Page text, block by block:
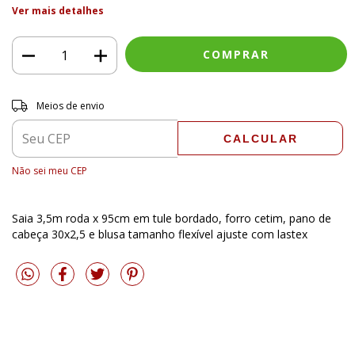
Ver mais detalhes
Entregas para o CEP:
Meios de envio
CALCULAR
Não sei meu CEP
Saia 3,5m roda x 95cm em tule bordado, forro cetim, pano de
cabeça 30x2,5 e blusa tamanho flexível ajuste com lastex